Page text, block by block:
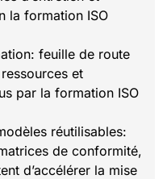
la formation ISO
feuille de route
et
par la formation ISO
réutilisables:
de conformité,
d’accélérer la mise